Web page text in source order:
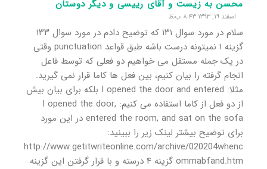
محسن به زیست و آقای رییسی و دیگر دوستان
اسفند ۱۹, ۱۳۹۳ ۸:۴۳ ب٫ظ
سلام در مورد سوال ۱۳۱ که توضیح دادم در مورد سوال ۱۳۳
گزینه ۱ نمیتونه درست باشه طبق قواعد punctuation وقتی
در یک جمله مستقل می خواهیم دو فعلی که توسط فاعل
انجام گرفته را بیان کنیم، بین فعل ها کاما قرار نمی گیرید.
مثلا: I opened the door and entered بلکه برای بیان بیش
از دو فعل از کاما استفاده می کنیم: I opened the door,
entered the room, and sat on the sofa در این مورد
برای توضیح بیشتر لینک زیر را ببینید:
http://www.getitwriteonline.com/archive/020204whenc
ommabfand.htm گزینه ۴ درسته و با قرار گرفتن این گزینه